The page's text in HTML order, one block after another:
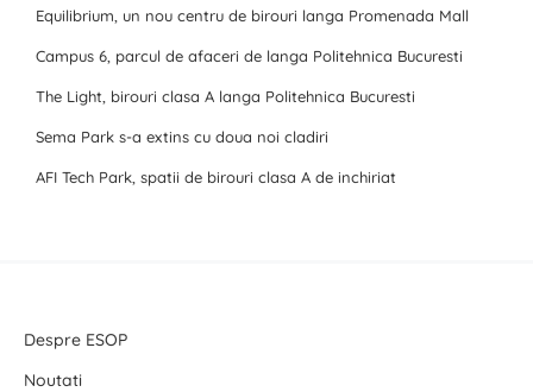
Equilibrium, un nou centru de birouri langa Promenada Mall
Campus 6, parcul de afaceri de langa Politehnica Bucuresti
The Light, birouri clasa A langa Politehnica Bucuresti
Sema Park s-a extins cu doua noi cladiri
AFI Tech Park, spatii de birouri clasa A de inchiriat
Despre ESOP
Noutati